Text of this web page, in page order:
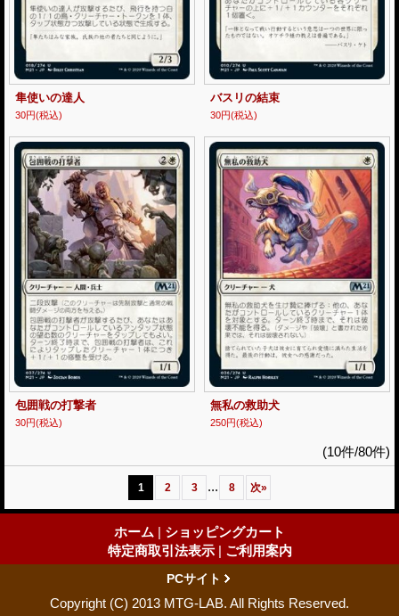
隼使いの達人
30円(税込)
バスリの結束
30円(税込)
包囲戦の打撃者
30円(税込)
無私の救助犬
250円(税込)
(10件/80件)
1 2 3 ... 8 次»
ホーム | ショッピングカート
特定商取引法表示 | ご利用案内
PCサイト
Copyright (C) 2013 MTG-LAB. All Rights Reserved.